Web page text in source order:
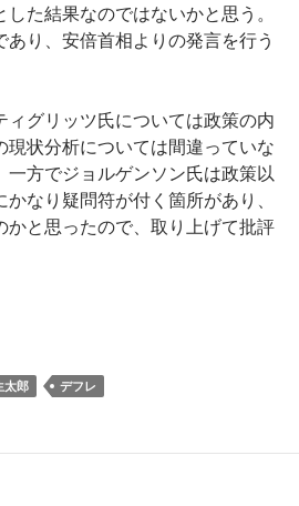
た結果なのではないかと思う。
り、安倍首相よりの発言を行う
ィグリッツ氏については政策の内
現状分析については間違っていな
一方でジョルゲンソン氏は政策以
なり疑問符が付く箇所があり、
かと思ったので、取り上げて批評
分析会合、ジョルゲンソン教授へ
太郎 デフレ